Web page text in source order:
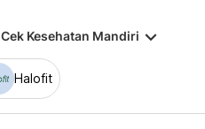
Cek Kesehatan Mandiri keyboard_arrow_down
Halofit